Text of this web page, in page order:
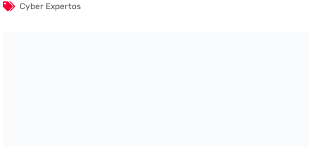
Cyber Expertos